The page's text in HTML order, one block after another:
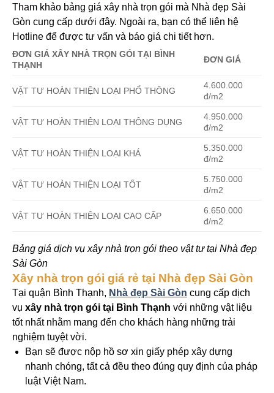
Tham khảo bảng giá xây nhà trọn gói mà Nhà đẹp Sài
Gòn cung cấp dưới đây. Ngoài ra, bạn có thể liên hệ
Hotline để được tư vấn và báo giá chi tiết hơn.
ĐƠN GIÁ XÂY NHÀ TRỌN GÓI TẠI BÌNH
THẠNH
ĐƠN GIÁ
VẬT TƯ HOÀN THIỆN LOẠI PHỔ THÔNG
4.600.000
đ/m2
VẬT TƯ HOÀN THIỆN LOẠI THÔNG DỤNG
4.950.000
đ/m2
VẬT TƯ HOÀN THIỆN LOẠI KHÁ
5.350.000
đ/m2
VẬT TƯ HOÀN THIỆN LOẠI TỐT
5.750.000
đ/m2
VẬT TƯ HOÀN THIỆN LOẠI CAO CẤP
6.650.000
đ/m2
Bảng giá dịch vụ xây nhà trọn gói theo vật tư tại Nhà đẹp
Sài Gòn
Xây nhà trọn gói giá rẻ tại Nhà đẹp Sài Gòn
Tại quận Bình Thạnh, Nhà đẹp Sài Gòn cung cấp dịch
vụ xây nhà trọn gói tại Bình Thạnh với những vật liệu
tốt nhất nhằm mang đến cho khách hàng những trải
nghiệm tuyệt vời.
Bạn sẽ được nộp hồ sơ xin giấy phép xây dựng
nhanh chóng, tất cả đều theo đúng quy định của pháp
luật Việt Nam.